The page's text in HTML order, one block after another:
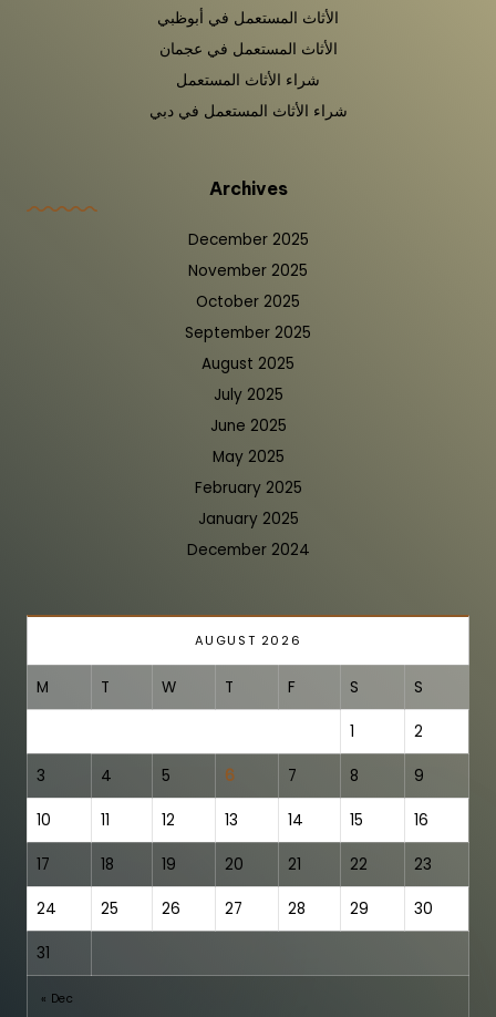
الأثاث المستعمل في أبوظبي
الأثاث المستعمل في عجمان
شراء الأثاث المستعمل
شراء الأثاث المستعمل في دبي
Archives
December 2025
November 2025
October 2025
September 2025
August 2025
July 2025
June 2025
May 2025
February 2025
January 2025
December 2024
AUGUST 2026
M T W T F S S
1 2
3 4 5 6 7 8 9
10 11 12 13 14 15 16
17 18 19 20 21 22 23
24 25 26 27 28 29 30
31
« Dec